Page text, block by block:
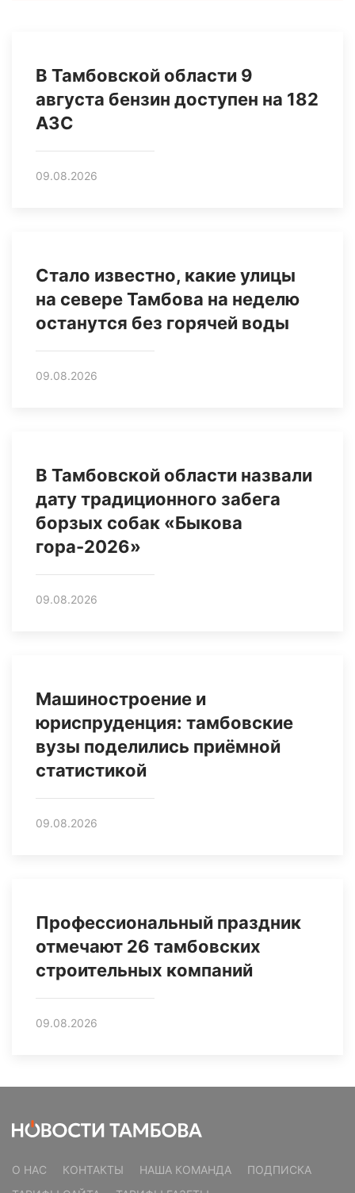
В Тамбовской области 9
августа бензин доступен на 182
АЗС
09.08.2026
Стало известно, какие улицы
на севере Тамбова на неделю
останутся без горячей воды
09.08.2026
В Тамбовской области назвали
дату традиционного забега
борзых собак «Быкова
гора-2026»
09.08.2026
Машиностроение и
юриспруденция: тамбовские
вузы поделились приёмной
статистикой
09.08.2026
Профессиональный праздник
отмечают 26 тамбовских
строительных компаний
09.08.2026
О НАС КОНТАКТЫ НАША КОМАНДА
ПОДПИСКА